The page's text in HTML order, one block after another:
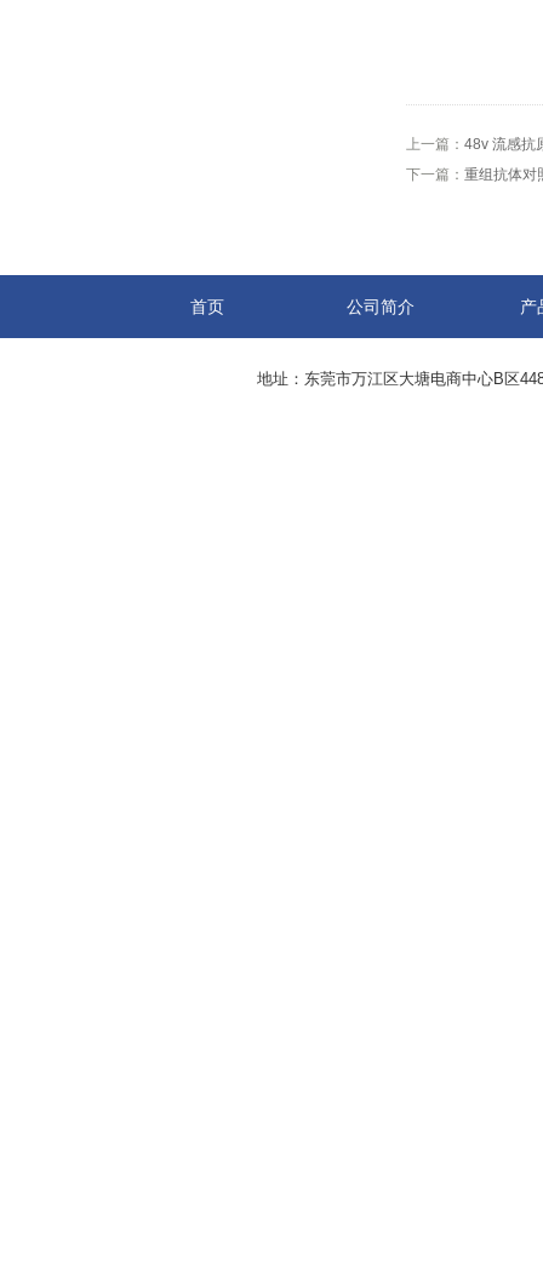
上一篇： 48v 流感抗
下一篇： 重组抗体对
首页 公司简介 产
地址：东莞市万江区大塘电商中心B区